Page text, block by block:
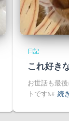
日記
これ好き
お世話も最
トです&# 続